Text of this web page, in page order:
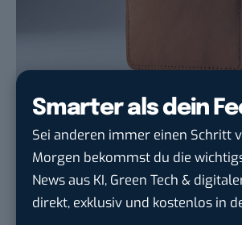
Smarter als dein
Sei anderen immer einen Schritt
Morgen bekommst du die
News aus KI, Green Tech &
direkt, exklusiv und kostenlos in
Fazit: Durchdachtes
Vergessliche und
Sicherheitsbedachte
Das Unternehmen sagt, dass Tile